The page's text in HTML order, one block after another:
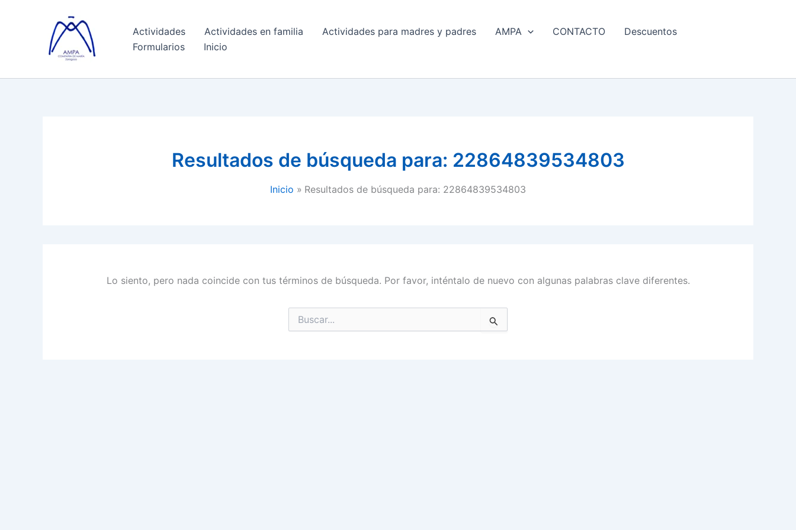
Actividades Actividades en familia Actividades para madres y padres AMPA CONTACTO
Descuentos
Formularios
Inicio
Resultados de búsqueda para: 22864839534803
Inicio Resultados de búsqueda para: 22864839534803
Lo siento, pero nada coincide con tus términos de búsqueda. Por favor, inténtalo de nuevo con algunas palabras clave diferentes.
por: